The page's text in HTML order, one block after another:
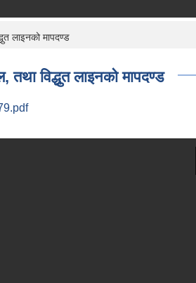
लाइनको मापदण्ड
तथा विद्धुत लाइनको मापदण्ड